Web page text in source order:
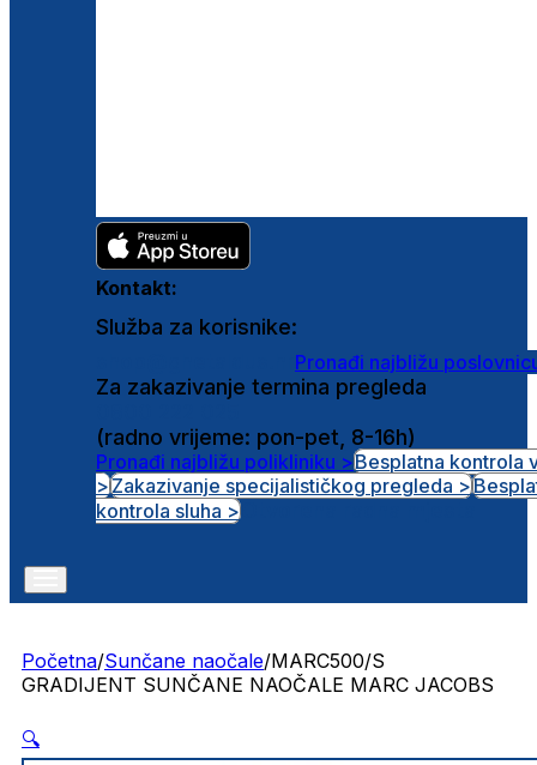
Kontakt:
Služba za korisnike:
Pronađi najbližu
Za zakazivanje termina pregleda
(radno vrijeme: pon-pet, 8-16h)
Pronađi najbližu polikliniku >Besplatna kontrola
>Zakazivanje specijalističkog pregleda >
kontrola sluha >
Početna/Sunčane naočale/MARC500/S
GRADIJENT SUNČANE NAOČALE MARC JACOBS
🔍